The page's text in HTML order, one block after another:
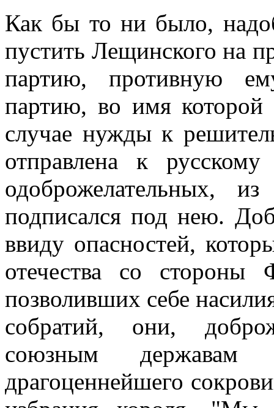
Как бы то ни было,
пустить Лещинского на
партию, противную
партию, во имя
случае нужды к
отправлена к
одоброжелательных,
подписался под нею.
ввиду опасностей,
отечества со стороны
позволивших себе
собратий, они,
союзным
драгоценнейшего